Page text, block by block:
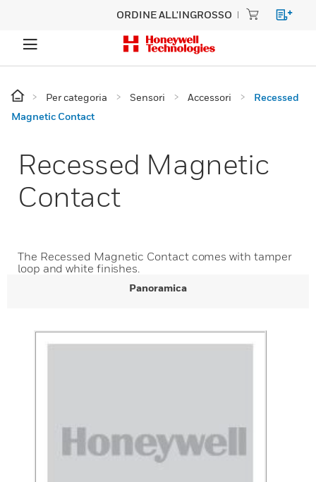
ORDINE ALL'INGROSSO
Per categoria Sensori Accessori
Recessed
Magnetic Contact
Recessed Magnetic
Contact
The Recessed Magnetic Contact comes with tamper
loop and white finishes.
Panoramica